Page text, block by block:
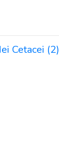
Cetacei (2)